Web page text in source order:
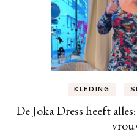
KLEDING
De Joka Dress heeft